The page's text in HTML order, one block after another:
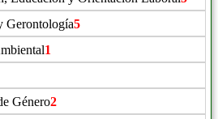
Gerontología5
1
Género2